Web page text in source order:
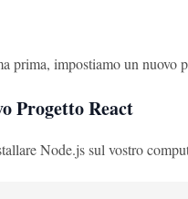
prima, impostiamo un nuovo
Progetto React
Node.js sul vostro